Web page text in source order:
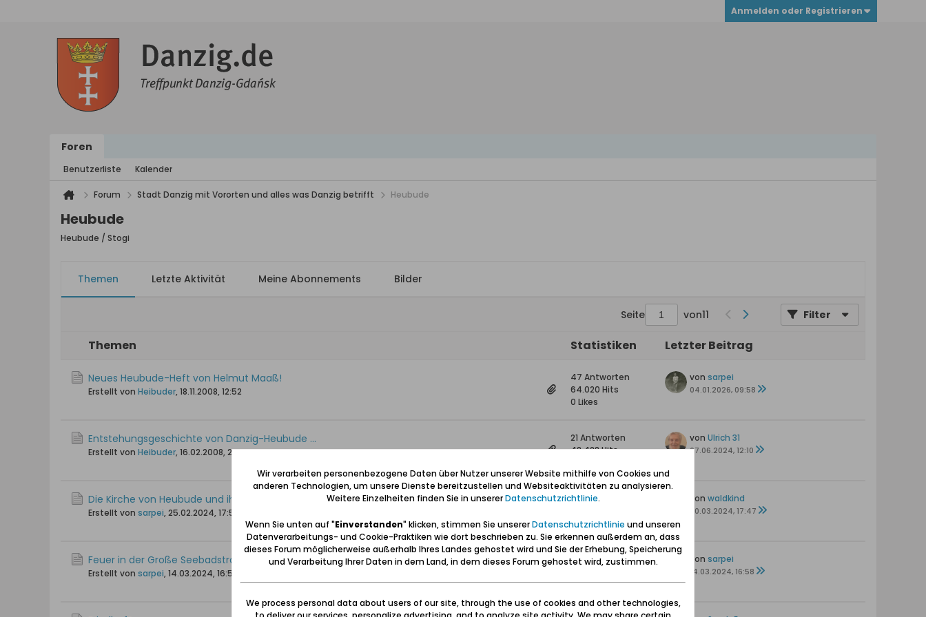
Anmelden oder Registrieren
Foren
Benutzerliste Kalender
Forum Stadt Danzig mit Vororten und alles was Danzig betrifft Heubude
Heubude
Heubude / Stogi
Themen Letzte Aktivität Meine Abonnements Bilder
Seite von11 Filter
Themen Statistiken Letzter Beitrag
Neues Heubude-Heft von Helmut Maaß!
Erstellt von Heibuder, 18.11.2008, 12:52
47 Antworten
64.020 Hits
0 Likes
von sarpei
04.01.2026, 09:58
Entstehungsgeschichte von Danzig-Heubude ...
Erstellt von Heibuder, 16.02.2008, 20:45
21 Antworten
48.428 Hits
von Ulrich 31
07.06.2024, 12:10
Die Kirche von Heubude und ihre Pfarrer
Erstellt von sarpei, 25.02.2024, 17:56
8 Antworten
0 Likes
von waldkind
30.03.2024, 17:47
Feuer in der Große Seebadstraße 16 (09.04.1933)
Erstellt von sarpei, 14.03.2024, 16:58
0 Antworten
0 Likes
von sarpei
14.03.2024, 16:58
Wir verarbeiten personenbezogene Daten über Nutzer unserer Website mithilfe von Cookies und
anderen Technologien, um unsere Dienste bereitzustellen und Websiteaktivitäten zu analysieren.
Weitere Einzelheiten finden Sie in unsererDatenschutzrichtlinie.
Wenn Sie unten auf "Einverstanden" klicken, stimmen Sie unsererDatenschutzrichtlinie und unseren
Datenverarbeitungs- und Cookie-Praktiken wie dort beschrieben zu. Sie erkennen außerdem an, dass
dieses Forum möglicherweise außerhalb Ihres Landes gehostet wird und Sie der Erhebung, Speicherung
und Verarbeitung Ihrer Daten in dem Land, in dem dieses Forum gehostet wird, zustimmen.
We process personal data about users of our site, through the use of cookies and other technologies,